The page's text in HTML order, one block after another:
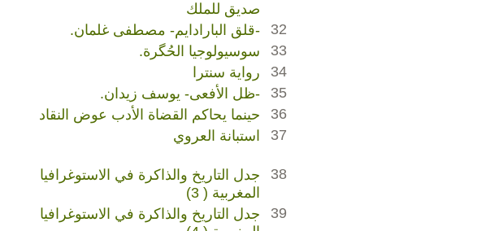
صديق للملك
-قلق البارادايم- مصطفى غلمان.
32
سوسيولوجيا الحُگرة.
33
رواية سنترا
34
-ظل الأفعى- يوسف زيدان.
35
حينما يحاكم القضاة الأدب عوض النقاد
36
استبانة العروي 37
جدل التاريخ والذاكرة في الاستوغرافيا
المغربية ( 3)
38
جدل التاريخ والذاكرة في الاستوغرافيا
39